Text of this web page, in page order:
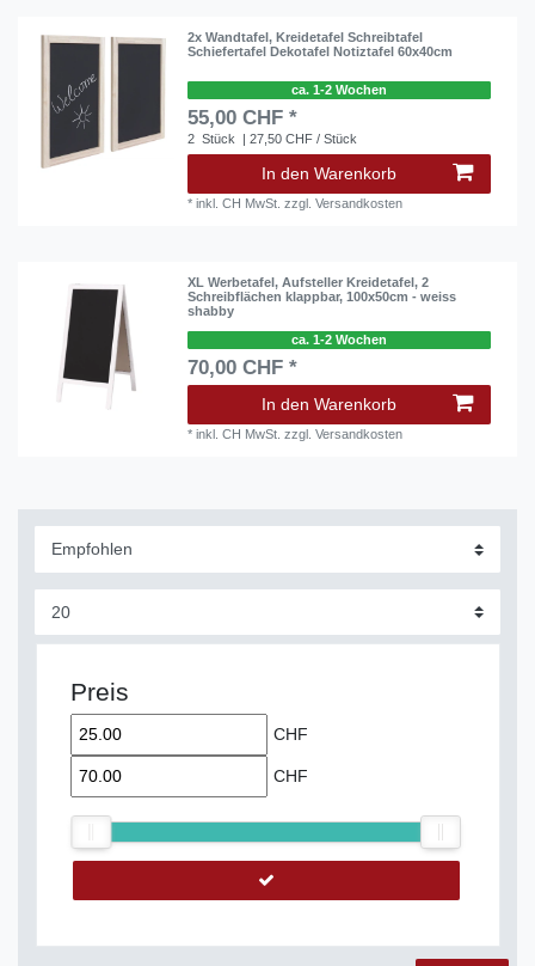
2x Wandtafel, Kreidetafel Schreibtafel
Schiefertafel Dekotafel Notiztafel 60x40cm
ca. 1-2 Wochen
55,00 CHF *
2 Stück | 27,50 CHF / Stück
In den Warenkorb
*inkl. CH MwSt. zzgl.Versandkosten
XL Werbetafel, Aufsteller Kreidetafel, 2
Schreibflächen klappbar, 100x50cm - weiss
shabby
ca. 1-2 Wochen
70,00 CHF *
In den Warenkorb
*inkl. CH MwSt. zzgl.Versandkosten
Preis
CHF
CHF